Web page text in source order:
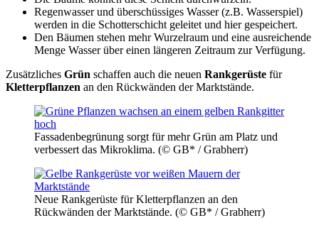
Regenwasser und überschüssiges Wasser (z.B. Wasserspiel)
werden in die Schotterschicht geleitet und hier gespeichert.
Den Bäumen stehen mehr Wurzelraum und eine ausreichende
Menge Wasser über einen längeren Zeitraum zur Verfügung.
Zusätzliches Grün schaffen auch die neuen Rankgerüste für
Kletterpflanzen an den Rückwänden der Marktstände.
Fassadenbegrünung sorgt für mehr Grün am Platz und
verbessert das Mikroklima. (© GB* / Grabherr)
Neue Rankgerüste für Kletterpflanzen an den
Rückwänden der Marktstände. (© GB* / Grabherr)